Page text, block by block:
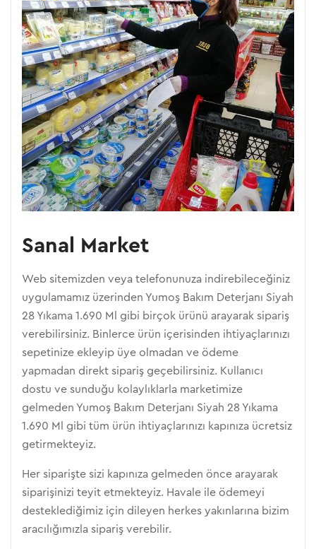
Sanal Market
Web sitemizden veya telefonunuza indirebileceğiniz
uygulamamız üzerinden Yumoş Bakım Deterjanı Siyah
28 Yıkama 1.690 Ml gibi birçok ürünü arayarak sipariş
verebilirsiniz. Binlerce ürün içerisinden ihtiyaçlarınızı
sepetinize ekleyip üye olmadan ve ödeme
yapmadan direkt sipariş geçebilirsiniz. Kullanıcı
dostu ve sunduğu kolaylıklarla marketimize
gelmeden Yumoş Bakım Deterjanı Siyah 28 Yıkama
1.690 Ml gibi tüm ürün ihtiyaçlarınızı kapınıza ücretsiz
getirmekteyiz.
Her siparişte sizi kapınıza gelmeden önce arayarak
siparişinizi teyit etmekteyiz. Havale ile ödemeyi
desteklediğimiz için dileyen herkes yakınlarına bizim
aracılığımızla sipariş verebilir.